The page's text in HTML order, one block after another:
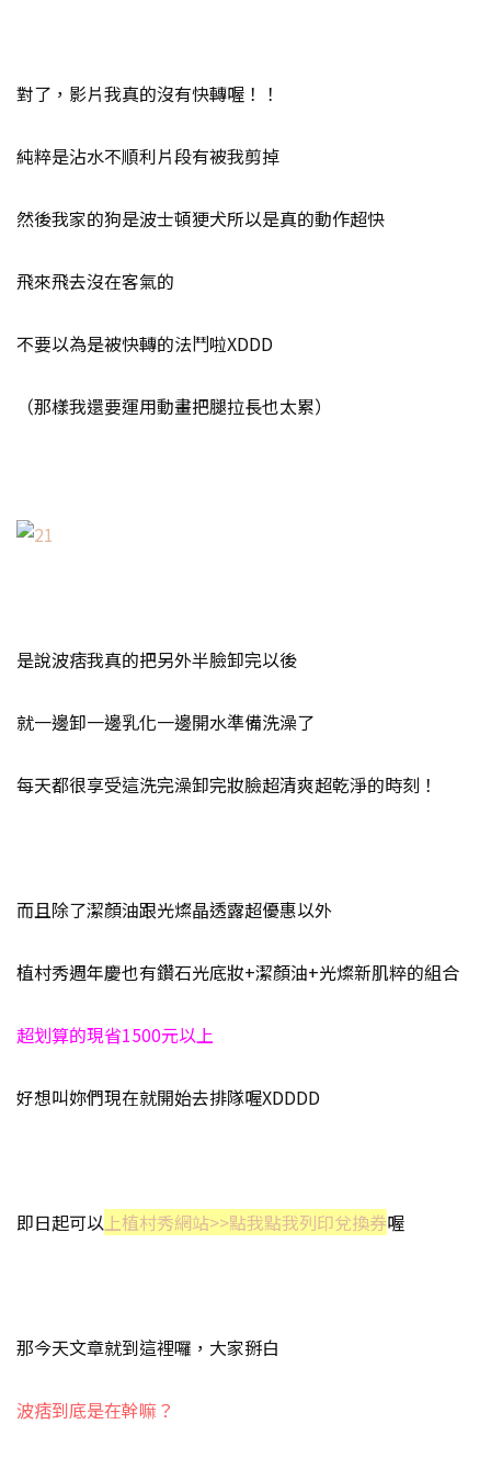
對了，影片我真的沒有快轉喔！！
純粹是沾水不順利片段有被我剪掉
然後我家的狗是波士頓㹴犬所以是真的動作超快
飛來飛去沒在客氣的
不要以為是被快轉的法鬥啦XDDD
（那樣我還要運用動畫把腿拉長也太累）
是說波痞我真的把另外半臉卸完以後
就一邊卸一邊乳化一邊開水準備洗澡了
每天都很享受這洗完澡卸完妝臉超清爽超乾淨的時刻！
而且除了潔顏油跟光燦晶透露超優惠以外
植村秀週年慶也有鑽石光底妝+潔顏油+光燦新肌粹的組合
超划算的現省1500元以上
好想叫妳們現在就開始去排隊喔XDDDD
即日起可以 上植村秀網站>>點我點我列印兌換券喔
那今天文章就到這裡囉，大家掰白
波痞到底是在幹嘛？